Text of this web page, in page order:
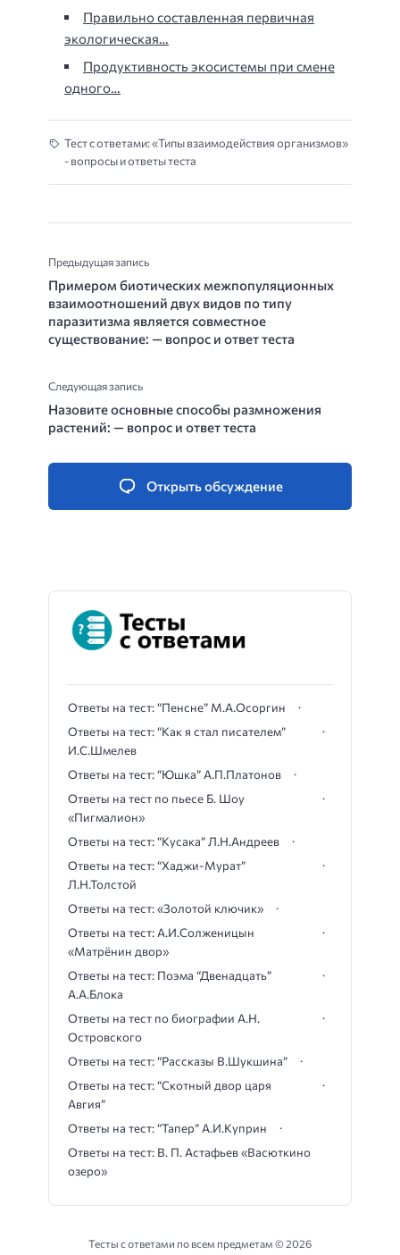
Правильно составленная первичная
экологическая…
Продуктивность экосистемы при смене
одного…
Тест с ответами: «Типы взаимодействия организмов»
- вопросы и ответы теста
Предыдущая запись
Примером биотических межпопуляционных
взаимоотношений двух видов по типу
паразитизма является совместное
существование: — вопрос и ответ теста
Следующая запись
Назовите основные способы размножения
растений: — вопрос и ответ теста
Открыть обсуждение
Ответы на тест: “Пенсне” М.А.Осоргин
Ответы на тест: “Как я стал писателем”
И.С.Шмелев
Ответы на тест: “Юшка” А.П.Платонов
Ответы на тест по пьесе Б. Шоу
«Пигмалион»
Ответы на тест: “Кусака” Л.Н.Андреев
Ответы на тест: “Хаджи-Мурат”
Л.Н.Толстой
Ответы на тест: «Золотой ключик»
Ответы на тест: А.И.Солженицын
«Матрёнин двор»
Ответы на тест: Поэма “Двенадцать”
А.А.Блока
Ответы на тест по биографии А.Н.
Островского
Ответы на тест: “Рассказы В.Шукшина”
Ответы на тест: “Скотный двор царя
Авгия”
Ответы на тест: “Тапер” А.И.Куприн
Ответы на тест: В. П. Астафьев «Васюткино
озеро»
Тесты с ответами по всем предметам ©2026